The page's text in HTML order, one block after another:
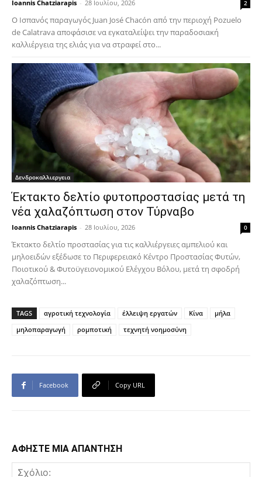
Ioannis Chatziarapis - 28 Ιουλίου, 2026 2
Ο Ισπανός παραγωγός Juan José Chacón από την περιοχή Pozuelo
de Calatrava αποφάσισε να εγκαταλείψει την παραδοσιακή
καλλιέργεια της ελιάς για να στραφεί στο...
Δενδροκαλλιεργεια
Έκτακτο δελτίο φυτοπροστασίας μετά τη
νέα χαλαζόπτωση στον Τύρναβο
Ioannis Chatziarapis - 28 Ιουλίου, 2026 0
Έκτακτο δελτίο προστασίας για τις καλλιέργειες αμπελιού και
μηλοειδών εξέδωσε το Περιφερειακό Κέντρο Προστασίας Φυτών,
Ποιοτικού & Φυτοϋγειονομικού Ελέγχου Βόλου, μετά τη σφοδρή
χαλαζόπτωση...
TAGS αγροτική τεχνολογία έλλειψη εργατών Κίνα
μήλα
μηλοπαραγωγή
ρομποτική τεχνητή νοημοσύνη
Facebook Copy URL
ΑΦΗΣΤΕ ΜΙΑ ΑΠΑΝΤΗΣΗ